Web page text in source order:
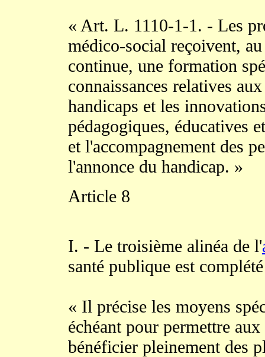
« Art. L. 1110-1-1. - Les
médico-social reçoivent,
continue, une formation
connaissances relatives
handicaps et les
pédagogiques, éducatives
et l'accompagnement des
l'annonce du handicap. »
Article 8
I. - Le troisième alinéa de l'
santé publique est
« Il précise les moyens
échéant pour permettre
bénéficier pleinement des